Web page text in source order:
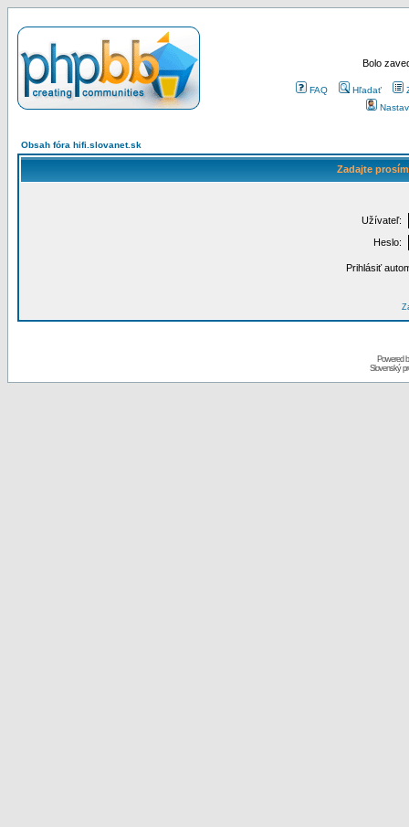
Bolo
FAQ Hľadať
Obsah fóra hifi.slovanet.sk
Zadajte
Užívateľ:
Heslo:
Prihlásiť
Powered
Slovenský